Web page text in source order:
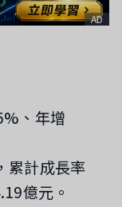
AD
、年增
累計成長率
億元。